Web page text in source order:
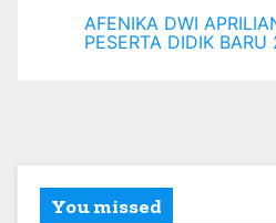
AFENIKA DWI
PESERTA DIDIK
You missed